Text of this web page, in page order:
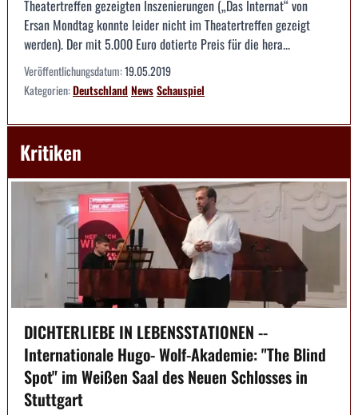
Theatertreffen gezeigten Inszenierungen („Das Internat“ von
Ersan Mondtag konnte leider nicht im Theatertreffen gezeigt
werden). Der mit 5.000 Euro dotierte Preis für die hera...
Veröffentlichungsdatum:19.05.2019
Kategorien:DeutschlandNewsSchauspiel
Kritiken
DICHTERLIEBE IN LEBENSSTATIONEN --
Internationale Hugo- Wolf-Akademie: "The Blind
Spot" im Weißen Saal des Neuen Schlosses in
Stuttgart